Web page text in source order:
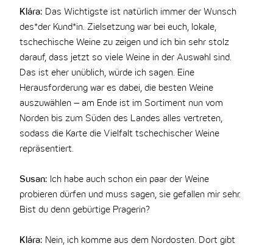
Klára: Das Wichtigste ist natürlich immer der Wunsch
des*der Kund*in. Zielsetzung war bei euch, lokale,
tschechische Weine zu zeigen und ich bin sehr stolz
darauf, dass jetzt so viele Weine in der Auswahl sind.
Das ist eher unüblich, würde ich sagen. Eine
Herausforderung war es dabei, die besten Weine
auszuwählen – am Ende ist im Sortiment nun vom
Norden bis zum Süden des Landes alles vertreten,
sodass die Karte die Vielfalt tschechischer Weine
repräsentiert.
Susan: Ich habe auch schon ein paar der Weine
probieren dürfen und muss sagen, sie gefallen mir sehr.
Bist du denn gebürtige Pragerin?
Klára: Nein, ich komme aus dem Nordosten. Dort gibt